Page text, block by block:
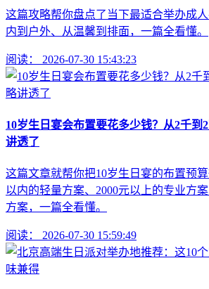
这篇攻略帮你盘点了当下最适合举办成
内到户外、从温馨到排面，一篇全看懂。
阅读： 2026-07-30 15:43:23
10岁生日宴会布置要花多少钱？从2千到
讲透了
这篇文章就帮你把10岁生日宴的布置预
以内的轻量方案、2000元以上的专业方
方案，一篇全看懂。
阅读： 2026-07-30 15:59:49